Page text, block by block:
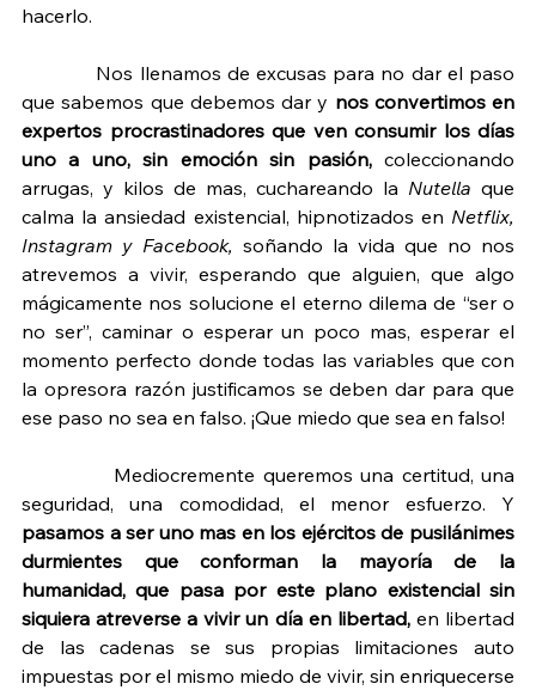
hacerlo.
Nos llenamos de excusas para no dar el paso
que sabemos que debemos dar y nos convertimos en
expertos procrastinadores que ven consumir los días
uno a uno, sin emoción sin pasión, coleccionando
arrugas, y kilos de mas, cuchareando la Nutella que
calma la ansiedad existencial, hipnotizados en Netflix,
Instagram y Facebook, soñando la vida que no nos
atrevemos a vivir, esperando que alguien, que algo
mágicamente nos solucione el eterno dilema de “ser o
no ser”, caminar o esperar un poco mas, esperar el
momento perfecto donde todas las variables que con
la opresora razón justificamos se deben dar para que
ese paso no sea en falso. ¡Que miedo que sea en falso!
Mediocremente queremos una certitud, una
pasamos a ser uno mas en los ejércitos de pusilánimes
durmientes que conforman la mayoría de la
humanidad, que pasa por este plano existencial sin
siquiera atreverse a vivir un día en libertad, en libertad
de las cadenas se sus propias limitaciones auto
impuestas por el mismo miedo de vivir, sin enriquecerse